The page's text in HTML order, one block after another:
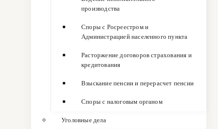
производства
Споры с Росреестром и
Администрацией населенного пункта
Расторжение договоров страхования и
кредитования
Взыскание пенсии и перерасчет пенсии
Споры с налоговым органом
Уголовные дела